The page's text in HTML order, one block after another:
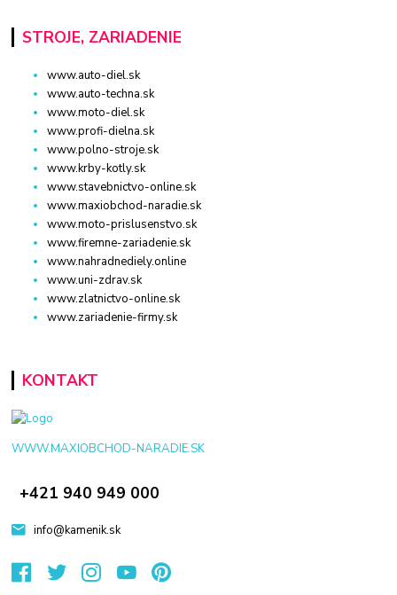
STROJE, ZARIADENIE
www.auto-diel.sk
www.auto-techna.sk
www.moto-diel.sk
www.profi-dielna.sk
www.polno-stroje.sk
www.krby-kotly.sk
www.stavebnictvo-online.sk
www.maxiobchod-naradie.sk
www.moto-prislusenstvo.sk
www.firemne-zariadenie.sk
www.nahradnediely.online
www.uni-zdrav.sk
www.zlatnictvo-online.sk
www.zariadenie-firmy.sk
KONTAKT
WWW.MAXIOBCHOD-NARADIE.SK
+421 940 949 000
info@kamenik.sk